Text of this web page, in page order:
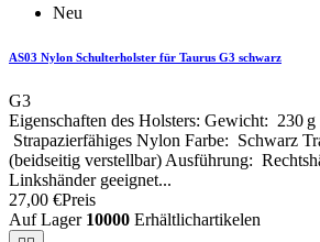
Neu
AS03 Nylon Schulterholster für Taurus G3 schwarz
G3
Eigenschaften des Holsters: Gewicht: 230 g
Strapazierfähiges Nylon Farbe: Schwarz
(beidseitig verstellbar) Ausführung:
Linkshänder geeignet...
27,00 €Preis
Auf Lager 10000 Erhältlichartikelen